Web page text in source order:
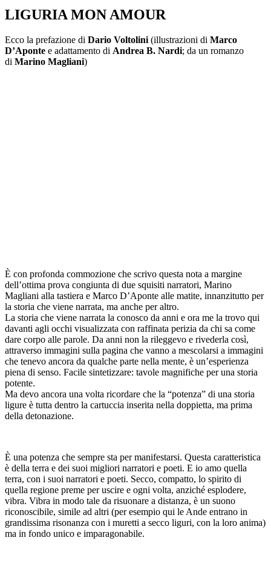
LIGURIA MON AMOUR
Ecco la prefazione di Dario Voltolini(illustrazioni di Marco
D’Aponte e adattamento di Andrea B. Nardi; da un romanzo
di Marino Magliani)
È con profonda commozione che scrivo questa nota a margine
dell’ottima prova congiunta di due squisiti narratori, Marino
Magliani alla tastiera e Marco D’Aponte alle matite, innanzitutto per
la storia che viene narrata, ma anche per altro.
La storia che viene narrata la conosco da anni e ora me la trovo qui
davanti agli occhi visualizzata con raffinata perizia da chi sa come
dare corpo alle parole. Da anni non la rileggevo e rivederla così,
attraverso immagini sulla pagina che vanno a mescolarsi a immagini
che tenevo ancora da qualche parte nella mente, è un’esperienza
piena di senso. Facile sintetizzare: tavole magnifiche per una storia
potente.
Ma devo ancora una volta ricordare che la “potenza” di una storia
ligure è tutta dentro la cartuccia inserita nella doppietta, ma prima
della detonazione.
È una potenza che sempre sta per manifestarsi. Questa caratteristica
è della terra e dei suoi migliori narratori e poeti. E io amo quella
terra, con i suoi narratori e poeti. Secco, compatto, lo spirito di
quella regione preme per uscire e ogni volta, anziché esplodere,
vibra. Vibra in modo tale da risuonare a distanza, è un suono
riconoscibile, simile ad altri (per esempio qui le Ande entrano in
grandissima risonanza con i muretti a secco liguri, con la loro anima)
ma in fondo unico e imparagonabile.